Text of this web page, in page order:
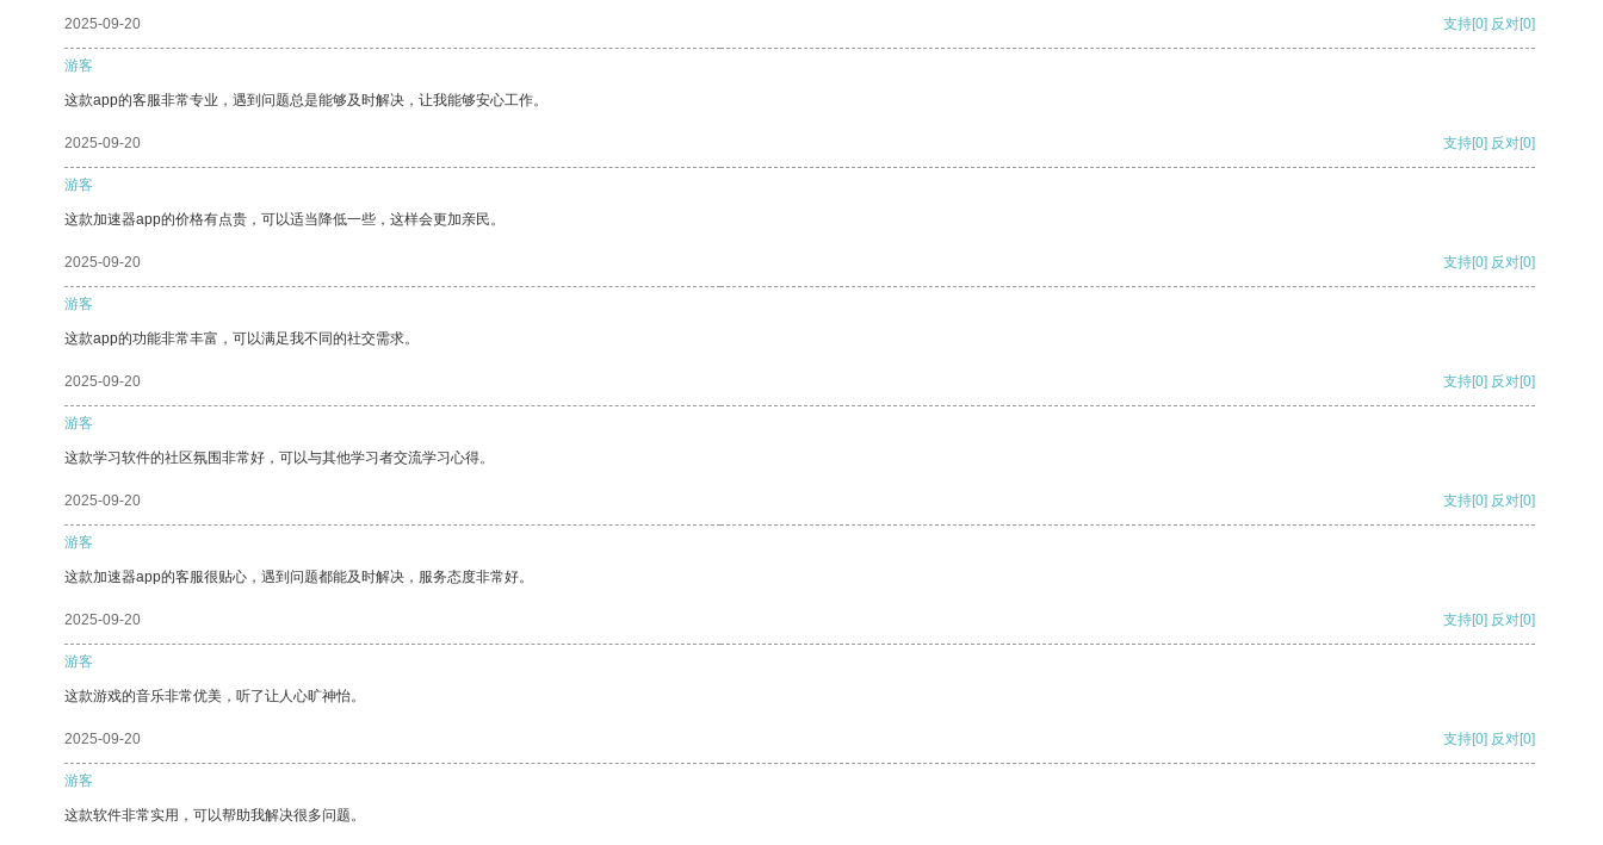
2025-09-20 支持[0] 反对[0]
游客
这款app的客服非常专业，遇到问题总是能够及时解决，让我能够安心工作。
2025-09-20 支持[0] 反对[0]
游客
这款加速器app的价格有点贵，可以适当降低一些，这样会更加亲民。
2025-09-20 支持[0] 反对[0]
游客
这款app的功能非常丰富，可以满足我不同的社交需求。
2025-09-20 支持[0] 反对[0]
游客
这款学习软件的社区氛围非常好，可以与其他学习者交流学习心得。
2025-09-20 支持[0] 反对[0]
游客
这款加速器app的客服很贴心，遇到问题都能及时解决，服务态度非常好。
2025-09-20 支持[0] 反对[0]
游客
这款游戏的音乐非常优美，听了让人心旷神怡。
2025-09-20 支持[0] 反对[0]
游客
这款软件非常实用，可以帮助我解决很多问题。